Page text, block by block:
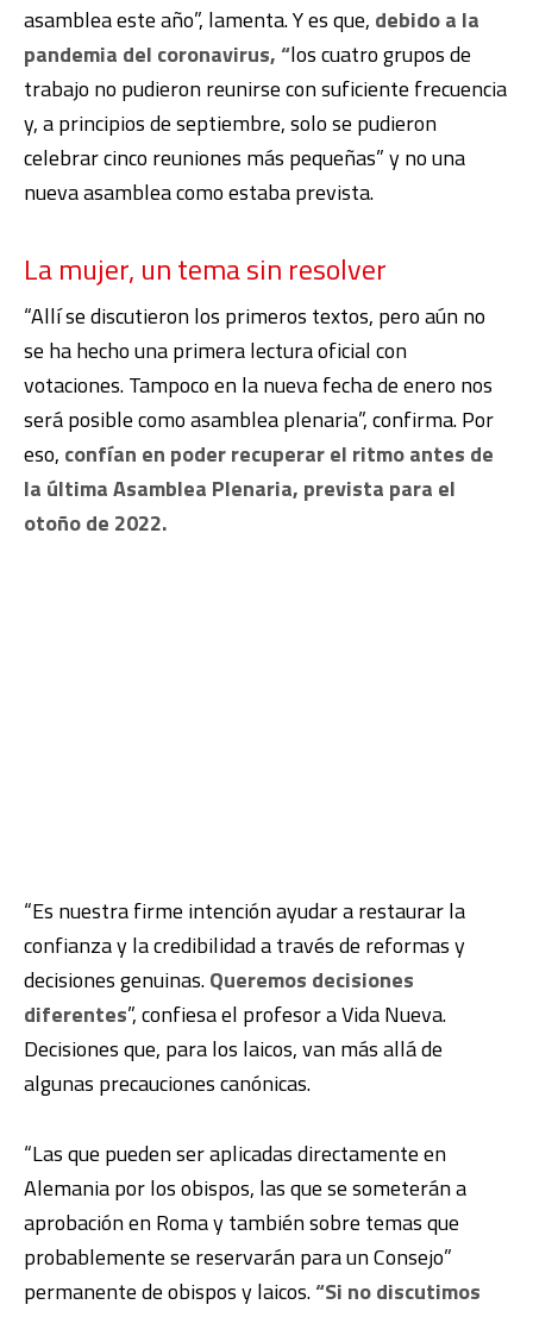
asamblea este año”, lamenta. Y es que, debido a la
pandemia del coronavirus, “los cuatro grupos de
trabajo no pudieron reunirse con suficiente frecuencia
y, a principios de septiembre, solo se pudieron
celebrar cinco reuniones más pequeñas” y no una
nueva asamblea como estaba prevista.
La mujer, un tema sin resolver
“Allí se discutieron los primeros textos, pero aún no
se ha hecho una primera lectura oficial con
votaciones. Tampoco en la nueva fecha de enero nos
será posible como asamblea plenaria”, confirma. Por
eso, confían en poder recuperar el ritmo antes de
la última Asamblea Plenaria, prevista para el
otoño de 2022.
“Es nuestra firme intención ayudar a restaurar la
confianza y la credibilidad a través de reformas y
decisiones genuinas.Queremos decisiones
diferentes”, confiesa el profesor a Vida Nueva.
Decisiones que, para los laicos, van más allá de
algunas precauciones canónicas.
“Las que pueden ser aplicadas directamente en
Alemania por los obispos, las que se someterán a
aprobación en Roma y también sobre temas que
probablemente se reservarán para un Consejo”
permanente de obispos y laicos.“Si no discutimos